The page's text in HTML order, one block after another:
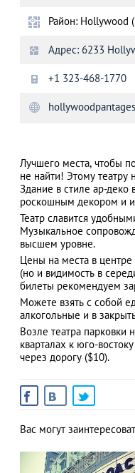
АЗАД
Район: Hollywood
Адрес: 6233
+1 323-468-1770
Лучшего места, чтобы
не найти! Этому театру
Здание в стиле ар-деко
роскошным декором и
Театр славится
Музыкальное
высшем уровне.
Цены на места в
(но и видимость в
билеты рекомендуем
Можете взять с собой
алкогольные и в
Возле театра парковки
кварталах к юго-
через дорогу ($10).
Вас могут